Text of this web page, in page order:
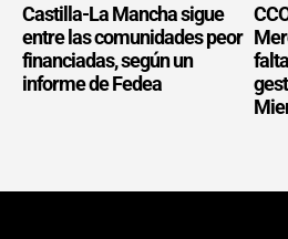
Castilla-La Mancha sigue
entre las comunidades peor
financiadas, según un
informe de Fedea